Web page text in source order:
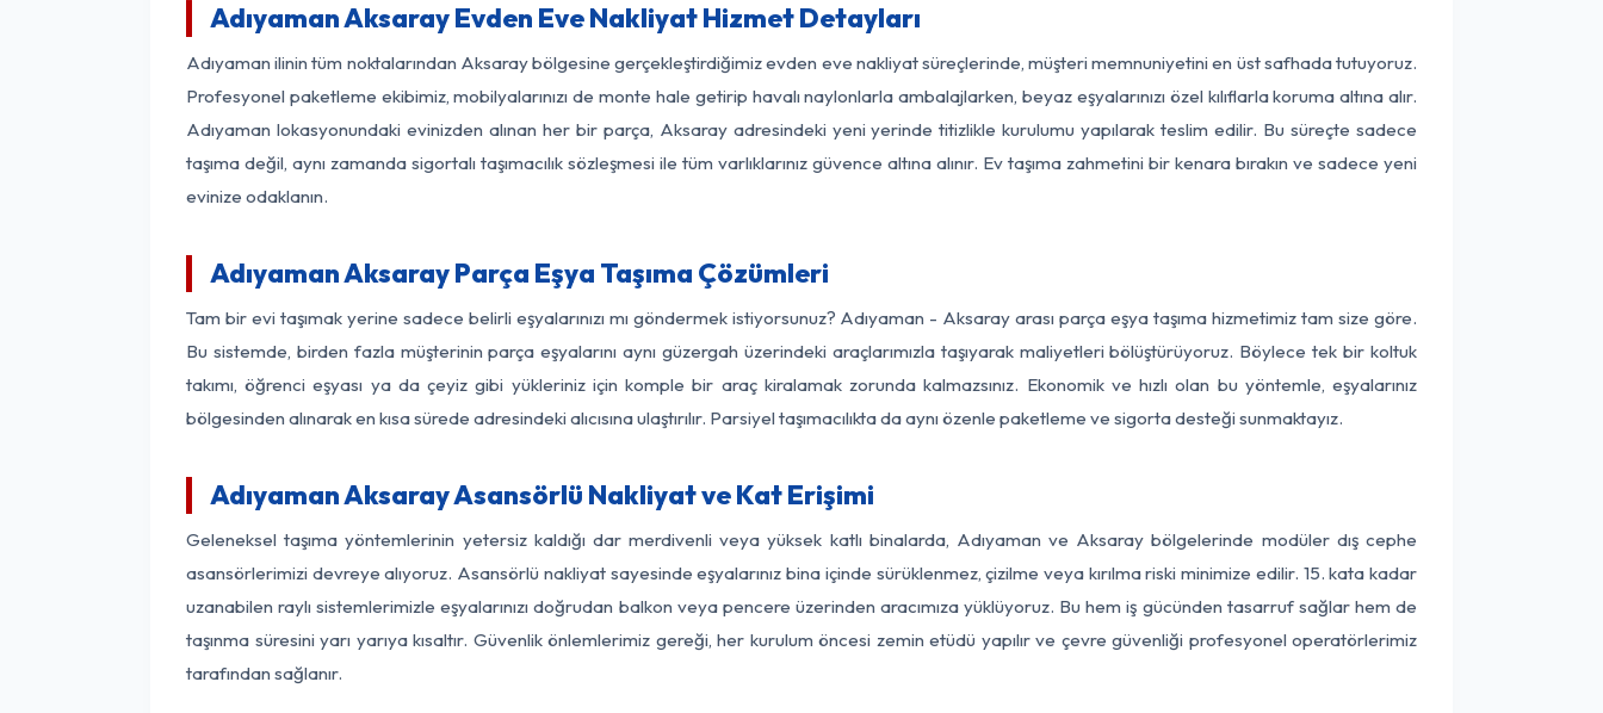
Adıyaman Aksaray Evden Eve Nakliyat Hizmet Detayları
Adıyaman ilinin tüm noktalarından Aksaray bölgesine gerçekleştirdiğimiz evden eve nakliyat süreçlerinde, müşteri memnuniyetini en üst safhada tutuyoruz.
Profesyonel paketleme ekibimiz, mobilyalarınızı de monte hale getirip havalı naylonlarla ambalajlarken, beyaz eşyalarınızı özel kılıflarla koruma altına alır.
Adıyaman lokasyonundaki evinizden alınan her bir parça, Aksaray adresindeki yeni yerinde titizlikle kurulumu yapılarak teslim edilir. Bu süreçte sadece
taşıma değil, aynı zamanda sigortalı taşımacılık sözleşmesi ile tüm varlıklarınız güvence altına alınır. Ev taşıma zahmetini bir kenara bırakın ve sadece yeni
evinize odaklanın.
Adıyaman Aksaray Parça Eşya Taşıma Çözümleri
Tam bir evi taşımak yerine sadece belirli eşyalarınızı mı göndermek istiyorsunuz? Adıyaman - Aksaray arası parça eşya taşıma hizmetimiz tam size göre.
Bu sistemde, birden fazla müşterinin parça eşyalarını aynı güzergah üzerindeki araçlarımızla taşıyarak maliyetleri bölüştürüyoruz. Böylece tek bir koltuk
takımı, öğrenci eşyası ya da çeyiz gibi yükleriniz için komple bir araç kiralamak zorunda kalmazsınız. Ekonomik ve hızlı olan bu yöntemle, eşyalarınız
bölgesinden alınarak en kısa sürede adresindeki alıcısına ulaştırılır. Parsiyel taşımacılıkta da aynı özenle paketleme ve sigorta desteği sunmaktayız.
Adıyaman Aksaray Asansörlü Nakliyat ve Kat Erişimi
Geleneksel taşıma yöntemlerinin yetersiz kaldığı dar merdivenli veya yüksek katlı binalarda, Adıyaman ve Aksaray bölgelerinde modüler dış cephe
asansörlerimizi devreye alıyoruz. Asansörlü nakliyat sayesinde eşyalarınız bina içinde sürüklenmez, çizilme veya kırılma riski minimize edilir. 15. kata kadar
uzanabilen raylı sistemlerimizle eşyalarınızı doğrudan balkon veya pencere üzerinden aracımıza yüklüyoruz. Bu hem iş gücünden tasarruf sağlar hem de
taşınma süresini yarı yarıya kısaltır. Güvenlik önlemlerimiz gereği, her kurulum öncesi zemin etüdü yapılır ve çevre güvenliği profesyonel operatörlerimiz
tarafından sağlanır.